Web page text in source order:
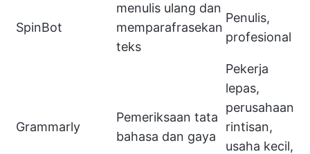
SpinBot
menulis ulang dan
memparafrasekan
teks
Penulis,
profesional
Grammarly
Pemeriksaan tata
bahasa dan gaya
Pekerja
lepas,
perusahaan
rintisan,
usaha kecil,